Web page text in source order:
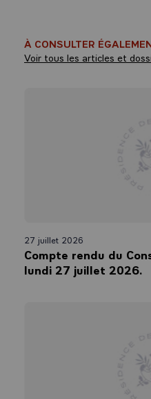
À CONSULTER
Voir tous les articles et
27 juillet 2026
Compte rendu du
lundi 27 juillet 2026.